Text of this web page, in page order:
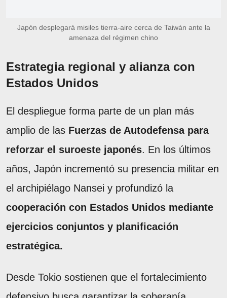
Japón desplegará misiles tierra-aire cerca de Taiwán ante la
amenaza del régimen chino
Estrategia regional y alianza con
Estados Unidos
El despliegue forma parte de un plan más
amplio de las Fuerzas de Autodefensa para
reforzar el suroeste japonés. En los últimos
años, Japón incrementó su presencia militar en
el archipiélago Nansei y profundizó la
cooperación con Estados Unidos mediante
ejercicios conjuntos y planificación
estratégica.
Desde Tokio sostienen que el fortalecimiento